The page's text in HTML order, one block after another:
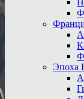
Эпоха